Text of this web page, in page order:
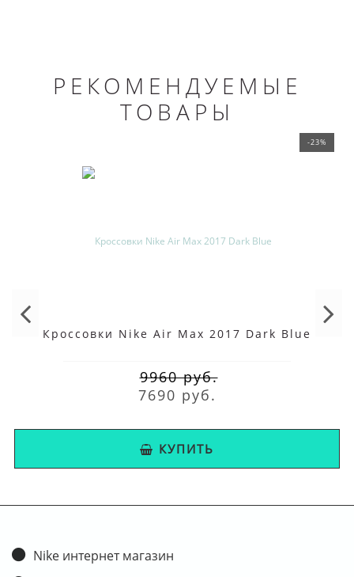
РЕКОМЕНДУЕМЫЕ
ТОВАРЫ
-23%
Кроссовки Nike Air Max 2017 Dark Blue
9960 руб.
7690 руб.
КУПИТЬ
Nike интернет магазин